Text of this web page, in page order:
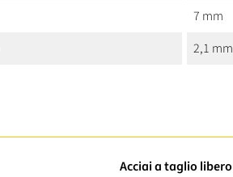
7 mm
2,1 mm
Acciai a taglio libero